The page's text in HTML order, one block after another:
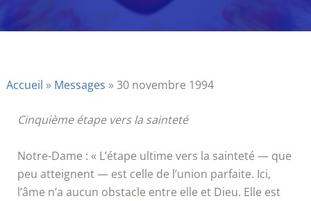
Accueil » Messages »30 novembre 1994
Cinquième étape vers la sainteté
Notre-Dame : « L’étape ultime vers la sainteté — que
peu atteignent — est celle de l’union parfaite. Ici,
l’âme n’a aucun obstacle entre elle et Dieu. Elle est